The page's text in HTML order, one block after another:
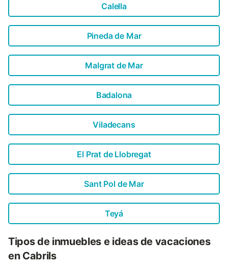
Calella
Pineda de Mar
Malgrat de Mar
Badalona
Viladecans
El Prat de Llobregat
Sant Pol de Mar
Teyá
Tipos de inmuebles e ideas de vacaciones
en Cabrils